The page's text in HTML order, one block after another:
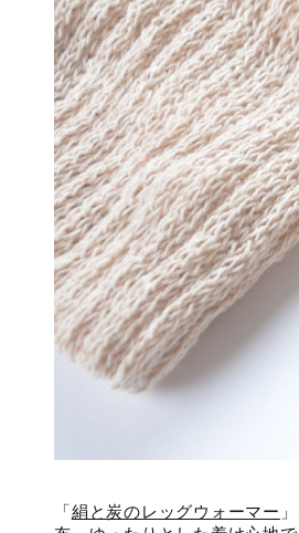
「絹と炭のレッグウォーマー